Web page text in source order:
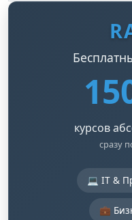
курсов
сразу
💻 IT &
💼